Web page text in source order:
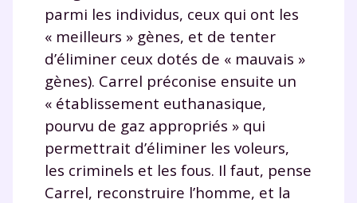
parmi les individus, ceux qui ont les
« meilleurs » gènes, et de tenter
d’éliminer ceux dotés de « mauvais »
gènes). Carrel préconise ensuite un
« établissement euthanasique,
pourvu de gaz appropriés » qui
permettrait d’éliminer les voleurs,
les criminels et les fous. Il faut, pense
Carrel, reconstruire l’homme, et la